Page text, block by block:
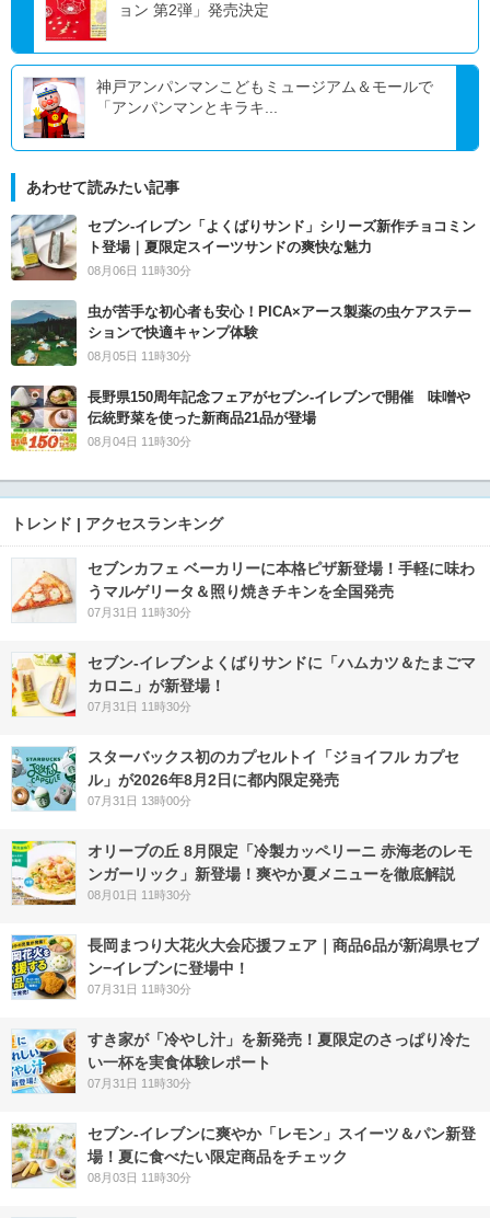
ョン 第2弾」発売決定
神戸アンパンマンこどもミュージアム＆モールで
「アンパンマンとキラキ...
あわせて読みたい記事
セブン‐イレブン「よくばりサンド」シリーズ新作チョコミン
ト登場｜夏限定スイーツサンドの爽快な魅力
08月06日 11時30分
虫が苦手な初心者も安心！PICA×アース製薬の虫ケアステー
ションで快適キャンプ体験
08月05日 11時30分
長野県150周年記念フェアがセブン-イレブンで開催 味噌や
伝統野菜を使った新商品21品が登場
08月04日 11時30分
トレンド | アクセスランキング
セブンカフェ ベーカリーに本格ピザ新登場！手軽に味わ
うマルゲリータ＆照り焼きチキンを全国発売
07月31日 11時30分
セブン‐イレブンよくばりサンドに「ハムカツ＆たまごマ
カロニ」が新登場！
07月31日 11時30分
スターバックス初のカプセルトイ「ジョイフル カプセ
ル」が2026年8月2日に都内限定発売
07月31日 13時00分
オリーブの丘 8月限定「冷製カッペリーニ 赤海老のレモ
ンガーリック」新登場！爽やか夏メニューを徹底解説
08月01日 11時30分
長岡まつり大花火大会応援フェア｜商品6品が新潟県セブ
ン−イレブンに登場中！
07月31日 11時30分
すき家が「冷やし汁」を新発売！夏限定のさっぱり冷た
い一杯を実食体験レポート
07月31日 11時30分
セブン‐イレブンに爽やか「レモン」スイーツ＆パン新登
場！夏に食べたい限定商品をチェック
08月03日 11時30分